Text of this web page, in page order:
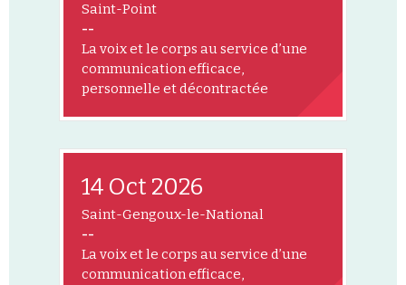
Saint-Point
--
La voix et le corps au service d’une
communication efficace,
personnelle et décontractée
14 Oct 2026
Saint-Gengoux-le-National
--
La voix et le corps au service d’une
communication efficace,